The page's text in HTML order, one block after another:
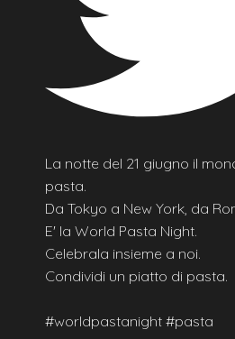
La notte del 21 giugno il
pasta.
Da Tokyo a New York, da
E' la World Pasta Night.
Celebrala insieme a noi.
Condividi un piatto di pasta.
#worldpastanight #pasta